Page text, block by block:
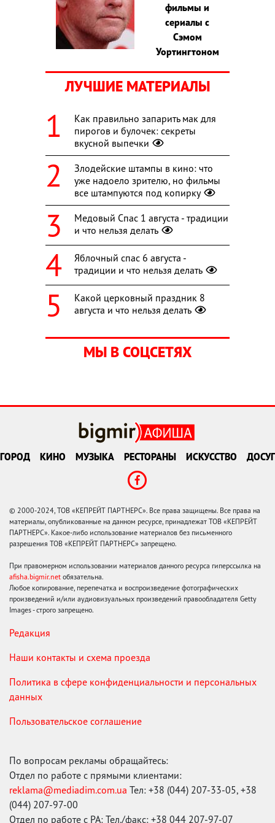
фильмы и
сериалы с
Сэмом
Уортингтоном
ЛУЧШИЕ МАТЕРИАЛЫ
Как правильно запарить мак для
пирогов и булочек: секреты
вкусной выпечки
Злодейские штампы в кино: что
уже надоело зрителю, но фильмы
все штампуются под копирку
Медовый Спас 1 августа - традиции
и что нельзя делать
Яблочный спас 6 августа -
традиции и что нельзя делать
Какой церковный праздник 8
августа и что нельзя делать
МЫ В СОЦСЕТЯХ
ГОРОД КИНО МУЗЫКА РЕСТОРАНЫ ИСКУССТВО ДОСУГ
© 2000-2024, ТОВ «КЕПРЕЙТ ПАРТНЕРС». Все права защищены. Все права на
материалы, опубликованные на данном ресурсе, принадлежат ТОВ «КЕПРЕЙТ
ПАРТНЕРС». Какое-либо использование материалов без письменного
разрешения ТОВ «КЕПРЕЙТ ПАРТНЕРС» запрещено.
При правомерном использовании материалов данного ресурса гиперссылка на
afisha.bigmir.net обязательна.
Любое копирование, перепечатка и воспроизведение фотографических
произведений и/или аудиовизуальных произведений правообладателя Getty
Images - строго запрещено.
Редакция
Наши контакты и схема проезда
Политика в сфере конфиденциальности и персональных
данных
Пользовательское соглашение
По вопросам рекламы обращайтесь:
Отдел по работе с прямыми клиентами:
reklama@mediadim.com.ua Тел: +38 (044) 207-33-05, +38
(044) 207-97-00
Отдел по работе с РА: Тел./факс: +38 044 207-97-07